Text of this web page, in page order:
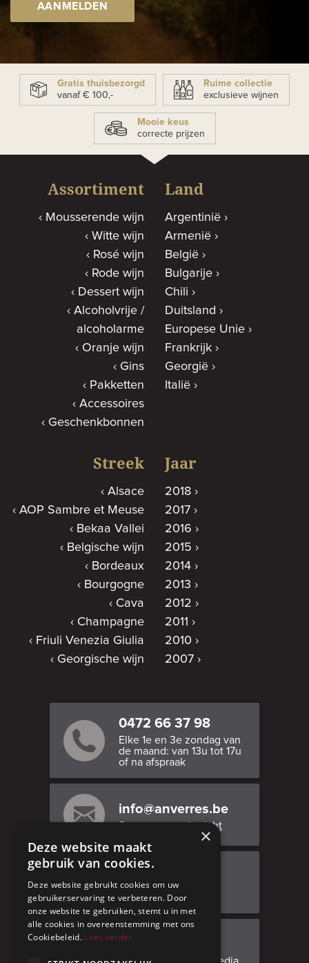
AANMELDEN
Gratis thuisbezorgd
vanaf € 100,-
Ruime collectie
exclusieve wijnen
Mooie keus
correcte prijzen
Assortiment
Mousserende wijn
Witte wijn
Rosé wijn
Rode wijn
Dessert wijn
Alcoholvrije /
alcoholarme
Oranje wijn
Gins
Pakketten
Accessoires
Geschenkbonnen
Land
Argentinië
Armenië
België
Bulgarije
Chili
Duitsland
Europese Unie
Frankrijk
Georgië
Italië
Streek
Alsace
AOP Sambre et Meuse
Bekaa Vallei
Belgische wijn
Bordeaux
Bourgogne
Cava
Champagne
Friuli Venezia Giulia
Georgische wijn
Jaar
2018
2017
2016
2015
2014
2013
2012
2011
2010
2007
0472 66 37 98
Elke 1e en 3e zondag van
de maand: van 13u tot 17u
of na afspraak
info@anverres.be
Stuur ons een bericht
Adresgegevens
Facebook
×
Deze website maakt
gebruik van cookies.
Deze website gebruikt cookies om uw
gebruikerservaring te verbeteren. Door
onze website te gebruiken, stemt u in met
alle cookies in overeenstemming met ons
Cookiebeleid. Lees verder